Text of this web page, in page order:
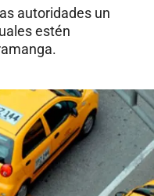
autoridades un
estén